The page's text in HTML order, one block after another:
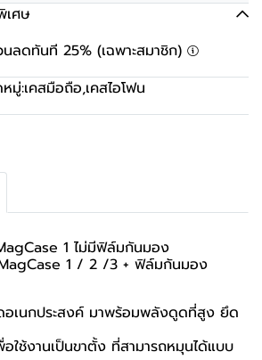
เศษ
ลดทันที 25% (เฉพาะสมาชิก)
มู่:เคสมือถือ,เคสไอโฟน
1 ไม่มีฟิล์มกันมอง
MagCase 1 / 2 /3 + ฟิล์มกันมอง
เนกประสงค์ มาพร้อมพลังดูดที่สูง ยึด
ใช้งานเป็นขาตั้ง ที่สามารถหมุนได้แบบ